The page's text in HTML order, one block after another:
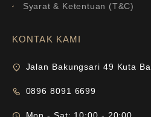
Syarat & Ketentuan (T&C)
KONTAK KAMI
Jalan Bakungsari 49 Kuta
0896 8091 6699